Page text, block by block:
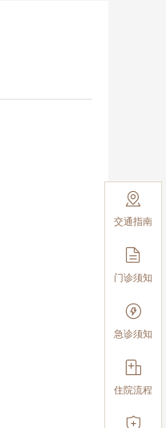

交通指南

门诊须知

急诊须知

住院流程
